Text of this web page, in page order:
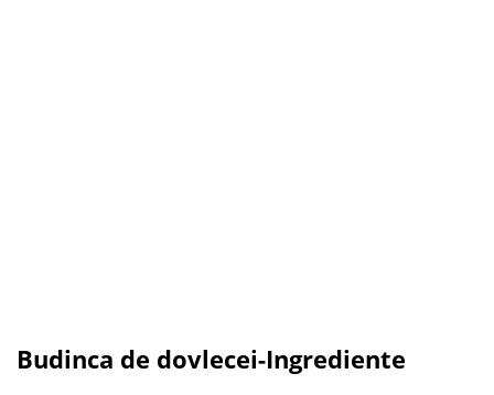
Budinca de dovlecei-Ingrediente